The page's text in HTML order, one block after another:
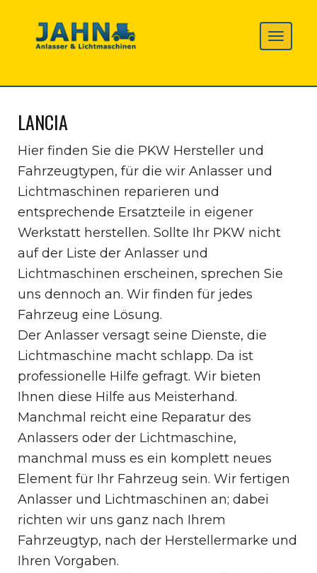
LANCIA
Hier finden Sie die PKW Hersteller und
Fahrzeugtypen, für die wir Anlasser und
Lichtmaschinen reparieren und
entsprechende Ersatzteile in eigener
Werkstatt herstellen. Sollte Ihr PKW nicht
auf der Liste der Anlasser und
Lichtmaschinen erscheinen, sprechen Sie
uns dennoch an. Wir finden für jedes
Fahrzeug eine Lösung.
Der Anlasser versagt seine Dienste, die
Lichtmaschine macht schlapp. Da ist
professionelle Hilfe gefragt. Wir bieten
Ihnen diese Hilfe aus Meisterhand.
Manchmal reicht eine Reparatur des
Anlassers oder der Lichtmaschine,
manchmal muss es ein komplett neues
Element für Ihr Fahrzeug sein. Wir fertigen
Anlasser und Lichtmaschinen an; dabei
richten wir uns ganz nach Ihrem
Fahrzeugtyp, nach der Herstellermarke und
Ihren Vorgaben.